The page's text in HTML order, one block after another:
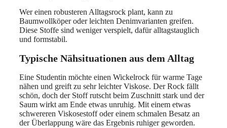
Wer einen robusteren Alltagsrock plant, kann zu
Baumwollköper oder leichten Denimvarianten greifen.
Diese Stoffe sind weniger verspielt, dafür alltagstauglich
und formstabil.
Typische Nähsituationen aus dem Alltag
Eine Studentin möchte einen Wickelrock für warme Tage
nähen und greift zu sehr leichter Viskose. Der Rock fällt
schön, doch der Stoff rutscht beim Zuschnitt stark und der
Saum wirkt am Ende etwas unruhig. Mit einem etwas
schwereren Viskosestoff oder einem schmalen Besatz an
der Überlappung wäre das Ergebnis ruhiger geworden.